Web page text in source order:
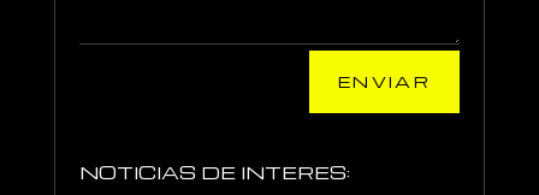
ENVIAR
NOTICIAS DE INTERES: